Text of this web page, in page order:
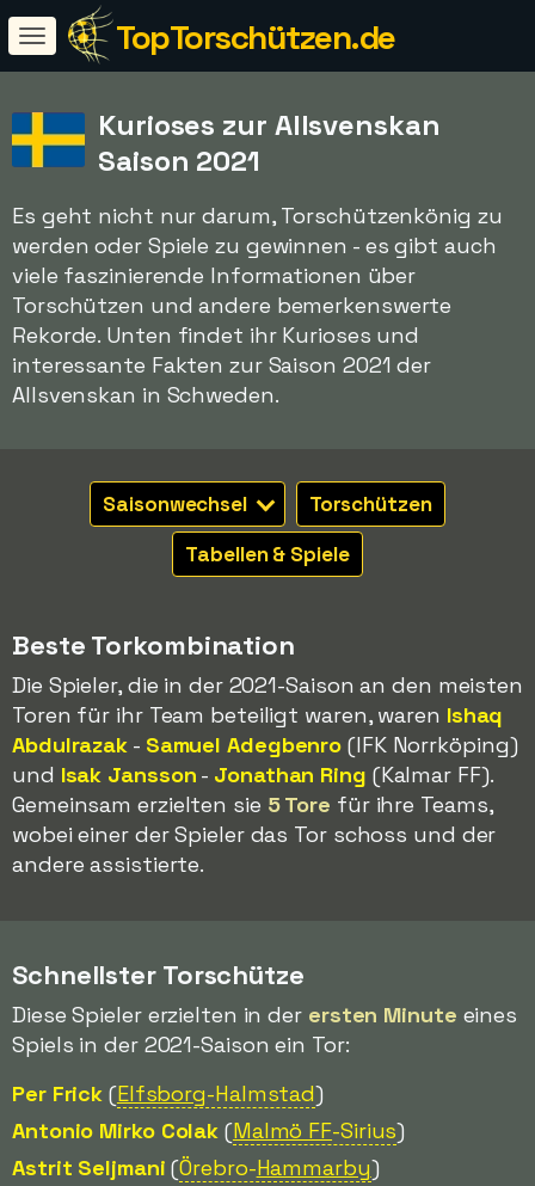
TopTorschützen.de
Kurioses zur Allsvenskan
Saison 2021
Es geht nicht nur darum, Torschützenkönig zu
werden oder Spiele zu gewinnen - es gibt auch
viele faszinierende Informationen über
Torschützen und andere bemerkenswerte
Rekorde. Unten findet ihr Kurioses und
interessante Fakten zur Saison 2021 der
Allsvenskan in Schweden.
Saisonwechsel
Torschützen
Tabellen & Spiele
Beste Torkombination
Die Spieler, die in der 2021-Saison an den meisten
Toren für ihr Team beteiligt waren, waren Ishaq
Abdulrazak - Samuel Adegbenro (IFK Norrköping)
und Isak Jansson - Jonathan Ring (Kalmar FF).
Gemeinsam erzielten sie 5 Tore für ihre Teams,
wobei einer der Spieler das Tor schoss und der
andere assistierte.
Schnellster Torschütze
Diese Spieler erzielten in der ersten Minute eines
Spiels in der 2021-Saison ein Tor:
Per Frick (Elfsborg-Halmstad)
Antonio Mirko Colak (Malmö FF-Sirius)
Astrit Seljmani (Örebro-Hammarby)